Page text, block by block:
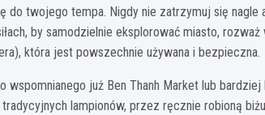
twojego tempa. Nigdy nie zatrzymuj się nagle
by samodzielnie eksplorować miasto,
która jest powszechnie używana i bezpieczna.
wspomnianego już Ben Thanh Market lub
lampionów, przez ręcznie robioną